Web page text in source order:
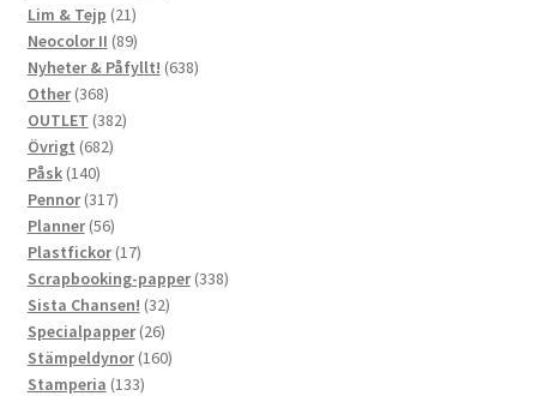
Lim & Tejp 2121
produkter
Neocolor II 8989
produkter
Nyheter & Påfyllt! 638638
Other 368368
produkter
OUTLET 382382
Övrigt 682682
Påsk 140140
produkter
Pennor 317317
produkter
Planner 5656
produkter
Plastfickor 1717
produkter
Scrapbooking-papper 338338
Sista Chansen! 3232
produkter
Specialpapper 2626
produkter
Stämpeldynor 160160
Stamperia 133133